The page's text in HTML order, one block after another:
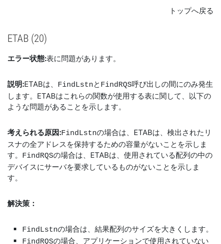
トップへ戻る
ETAB (20)
エラー状態:表に問題があります。
説明:ETABは、 FindLstnと FindRQS呼び出しの間にのみ発生
します。ETABはこれらの関数が使用する表に関して、以下の
ような問題があることを示します。
考えられる原因:FindLstnの場合は、ETABは、検出されたリ
スナの全アドレスを保持するための容量がないことを示しま
す。
FindRQSの場合は、ETABは、使用されている配列の中の
デバイスにサーバを要求しているものがないことを示しま
す。
解決策：
FindLstnの場合は、結果配列のサイズを大きくします。
FindRQSの場合、アプリケーションで使用されていない